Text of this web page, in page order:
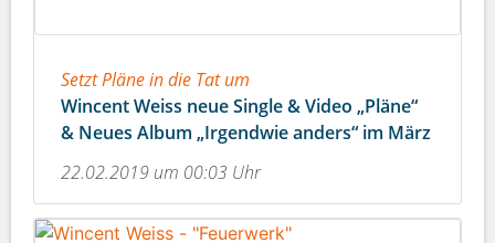
Setzt Pläne in die Tat um
Wincent Weiss neue Single & Video „Pläne“
& Neues Album „Irgendwie anders“ im März
22.02.2019 um 00:03 Uhr